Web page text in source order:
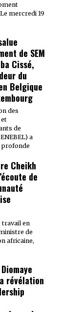
mercredi 19
de SEM
Cissé,
du
Belgique
des
et
de
a
profonde
Cheikh
de
travail en
de
africaine,
révélation